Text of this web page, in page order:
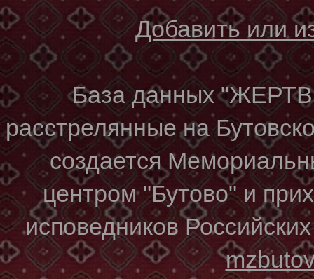
Добавить или
База данных
расстрелянные на
создается
центром "Бутово" и
исповедников